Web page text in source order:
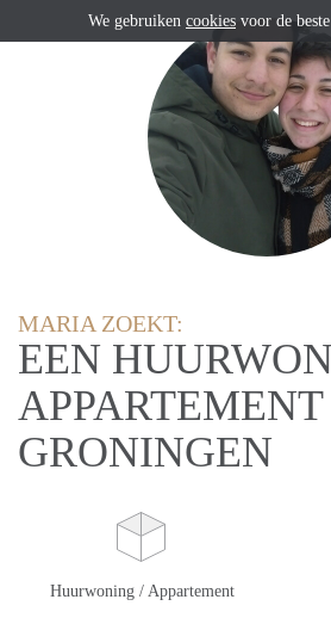
MARIA ZOEKT:
EEN
GRONINGEN
Huurwoning / Appartement
We gebruiken cookies voor de